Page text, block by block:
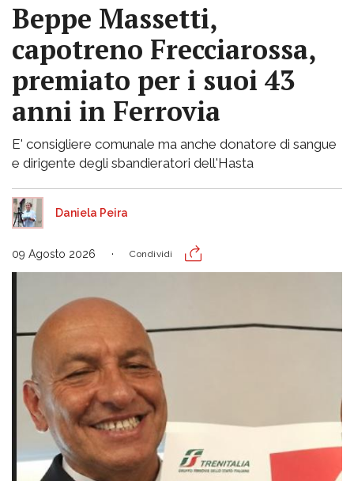
Beppe Massetti,
capotreno Frecciarossa,
premiato per i suoi 43
anni in Ferrovia
E' consigliere comunale ma anche donatore di sangue
e dirigente degli sbandieratori dell'Hasta
Daniela Peira
09 Agosto 2026 Condividi